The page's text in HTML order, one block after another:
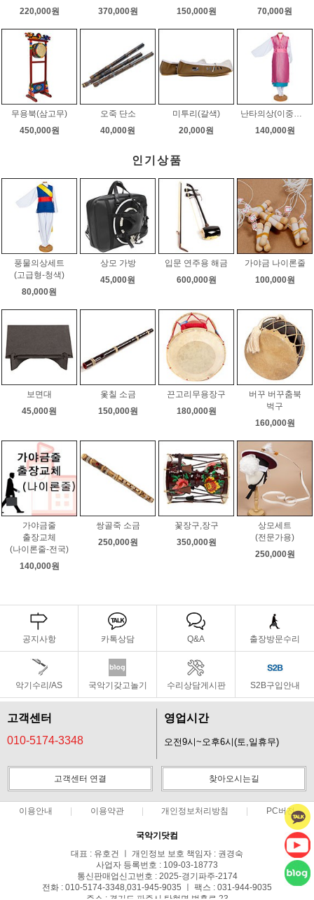
220,000원
370,000원
150,000원
70,000원
무용북(삼고무)
450,000원
오죽 단소
40,000원
미투리(갈색)
20,000원
140,000원
인기상품
풍물의상세트
(고급형-청색)
80,000원
상모 가방
45,000원
입문 연주용 해금
600,000원
가야금 나이론줄
100,000원
보면대
45,000원
옻칠 소금
150,000원
끈고리무용장구
180,000원
버꾸 버꾸춤북
벅구
160,000원
가야금줄
출장교체
(나이론줄-전국)
140,000원
쌍골죽 소금
250,000원
꽃장구,장구
350,000원
상모세트
(전문가용)
250,000원
공지사항 카톡상담 Q&A 출장방문수리
악기수리/AS 국악기갖고놀기 수리상담게시판 S2B구입안내
고객센터
010-5174-3348
영업시간
오전9시~오후6시(토,일휴무)
고객센터 연결 찾아오시는길
이용안내 이용약관 개인정보처리방침 PC버전
국악기닷컴
대표 : 유호건 ㅣ 개인정보 보호 책임자 : 권경숙
사업자 등록번호 : 109-03-18773
통신판매업신고번호 : 2025-경기파주-2174
전화 : 010-5174-3348,031-945-9035 ㅣ 팩스 : 031-944-9035